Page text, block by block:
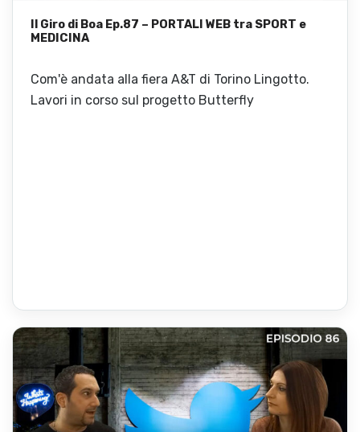
Il Giro di Boa Ep.87 – PORTALI WEB tra SPORT e
MEDICINA
Com'è andata alla fiera A&T di Torino Lingotto.
Lavori in corso sul progetto Butterfly